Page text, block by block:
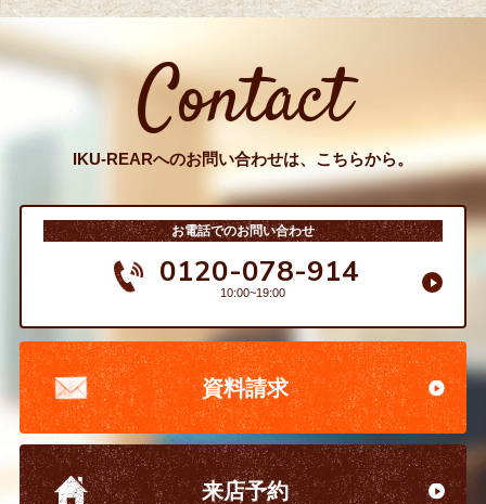
Contact
IKU-REARへのお問い合わせは、こちらから。
お電話でのお問い合わせ
0120-078-914
10:00~19:00
資料請求
来店予約